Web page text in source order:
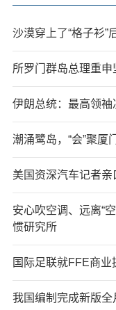
沙漠穿上了“格子衫”
所罗门群岛总理重申
伊朗总统：最高领袖
潮涌鹭岛，“会”聚厦门
美国资深汽车记者
安心吹空调、远离“
惯研究所
国际足联就FFE商业
我国编制完成新版全